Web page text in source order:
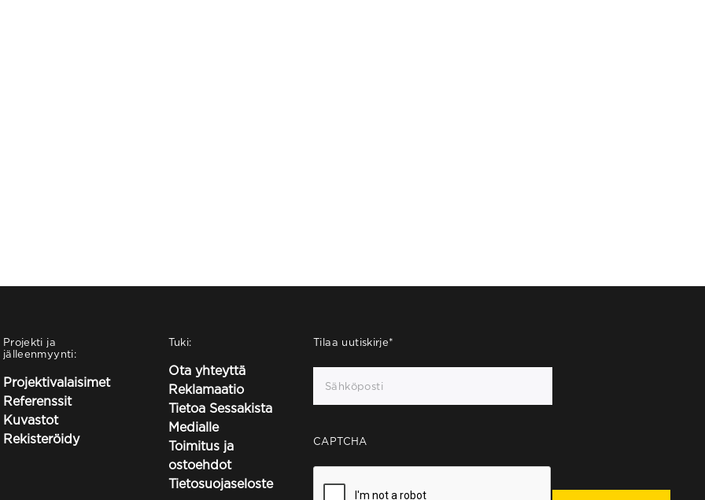
Projekti ja
jälleenmyynti:
Projektivalaisimet
Referenssit
Kuvastot
Rekisteröidy
Tuki:
Ota yhteyttä
Reklamaatio
Tietoa Sessakista
Medialle
Toimitus ja
ostoehdot
Tietosuojaseloste
Tilaa uutiskirje*
CAPTCHA